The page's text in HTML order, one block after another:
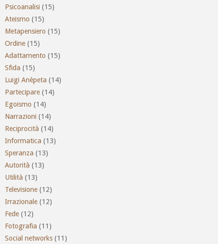
Psicoanalisi (15)
Ateismo (15)
Metapensiero (15)
Ordine (15)
Adattamento (15)
Sfida (15)
Luigi Anèpeta (14)
Partecipare (14)
Egoismo (14)
Narrazioni (14)
Reciprocità (14)
Informatica (13)
Speranza (13)
Autorità (13)
Utilità (13)
Televisione (12)
Irrazionale (12)
Fede (12)
Fotografia (11)
Social networks (11)